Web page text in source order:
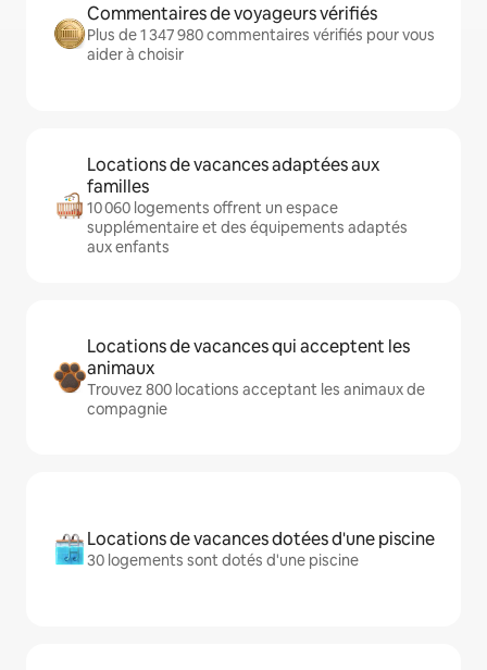
Commentaires de voyageurs vérifiés
Plus de 1 347 980 commentaires vérifiés pour vous
aider à choisir
Locations de vacances adaptées aux
familles
10 060 logements offrent un espace
supplémentaire et des équipements adaptés
aux enfants
Locations de vacances qui acceptent les
animaux
Trouvez 800 locations acceptant les animaux de
compagnie
Locations de vacances dotées d'une piscine
30 logements sont dotés d'une piscine